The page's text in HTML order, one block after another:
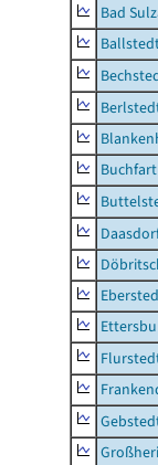
Bad
Buchfart